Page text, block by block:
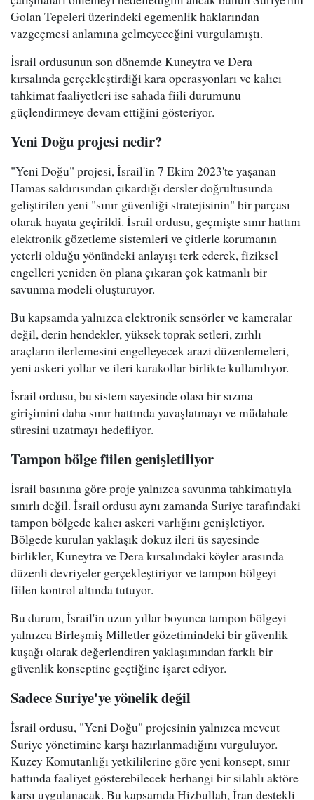
Golan Tepeleri üzerindeki egemenlik haklarından
vazgeçmesi anlamına gelmeyeceğini vurgulamıştı.
İsrail ordusunun son dönemde Kuneytra ve Dera
kırsalında gerçekleştirdiği kara operasyonları ve kalıcı
tahkimat faaliyetleri ise sahada fiili durumunu
güçlendirmeye devam ettiğini gösteriyor.
Yeni Doğu projesi nedir?
"Yeni Doğu" projesi, İsrail'in 7 Ekim 2023'te yaşanan
Hamas saldırısından çıkardığı dersler doğrultusunda
geliştirilen yeni "sınır güvenliği stratejisinin" bir parçası
olarak hayata geçirildi. İsrail ordusu, geçmişte sınır hattını
elektronik gözetleme sistemleri ve çitlerle korumanın
yeterli olduğu yönündeki anlayışı terk ederek, fiziksel
engelleri yeniden ön plana çıkaran çok katmanlı bir
savunma modeli oluşturuyor.
Bu kapsamda yalnızca elektronik sensörler ve kameralar
değil, derin hendekler, yüksek toprak setleri, zırhlı
araçların ilerlemesini engelleyecek arazi düzenlemeleri,
yeni askeri yollar ve ileri karakollar birlikte kullanılıyor.
İsrail ordusu, bu sistem sayesinde olası bir sızma
girişimini daha sınır hattında yavaşlatmayı ve müdahale
süresini uzatmayı hedefliyor.
Tampon bölge fiilen genişletiliyor
İsrail basınına göre proje yalnızca savunma tahkimatıyla
sınırlı değil. İsrail ordusu aynı zamanda Suriye tarafındaki
tampon bölgede kalıcı askeri varlığını genişletiyor.
Bölgede kurulan yaklaşık dokuz ileri üs sayesinde
birlikler, Kuneytra ve Dera kırsalındaki köyler arasında
düzenli devriyeler gerçekleştiriyor ve tampon bölgeyi
fiilen kontrol altında tutuyor.
Bu durum, İsrail'in uzun yıllar boyunca tampon bölgeyi
yalnızca Birleşmiş Milletler gözetimindeki bir güvenlik
kuşağı olarak değerlendiren yaklaşımından farklı bir
güvenlik konseptine geçtiğine işaret ediyor.
Sadece Suriye'ye yönelik değil
İsrail ordusu, "Yeni Doğu" projesinin yalnızca mevcut
Suriye yönetimine karşı hazırlanmadığını vurguluyor.
Kuzey Komutanlığı yetkililerine göre yeni konsept, sınır
hattında faaliyet gösterebilecek herhangi bir silahlı aktöre
karşı uygulanacak. Bu kapsamda Hizbullah, İran destekli